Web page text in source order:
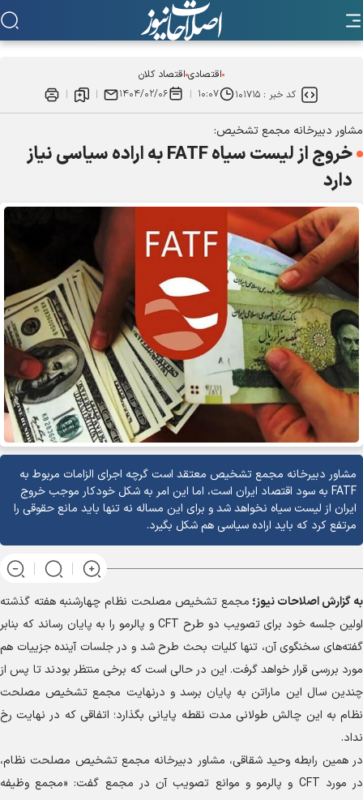
اقتصادی اقتصاد کلان
کد خبر :۱۰۱۷۱۵ ۱۰:۰۷ ۱۴۰۴/۰۲/۰۶
مشاور دبیرخانه مجمع تشخیص:
خروج از لیست سیاه FATF به اراده سیاسی نیاز
دارد
مشاور دبیرخانه مجمع تشخیص معتقد است گرچه اجرای الزامات مربوط به
FATF به سود اقتصاد ایران است، اما این امر به شکل خودکار موجب خروج
ایران از لیست سیاه نخواهد شد و برای این مساله نه تنها باید مانع حقوقی را
مرتفع کرد که باید اراده سیاسی هم شکل بگیرد.
به گزارشاصلاحات نیوز؛ مجمع تشخیص مصلحت نظام چهارشنبه هفته گذشته
اولین جلسه خود برای تصویب دو طرح CFT و پالرمو را به پایان رساند که بنابر
گفته‌های سخنگوی آن، تنها کلیات بحث طرح شد و در جلسات آینده جزییات هم
مورد بررسی قرار خواهد گرفت. این در حالی است که برخی منتظر بودند تا پس از
چندین سال این ماراتن به پایان برسد و درنهایت مجمع تشخیص مصلحت
نظام به این چالش طولانی مدت نقطه پایانی بگذارد؛ اتفاقی که در نهایت رخ
نداد.
در همین رابطه وحید شقاقی، مشاور دبیرخانه مجمع تشخیص مصلحت نظام،
در مورد CFT و پالرمو و موانع تصویب آن در مجمع گفت: «مجمع وظیفه